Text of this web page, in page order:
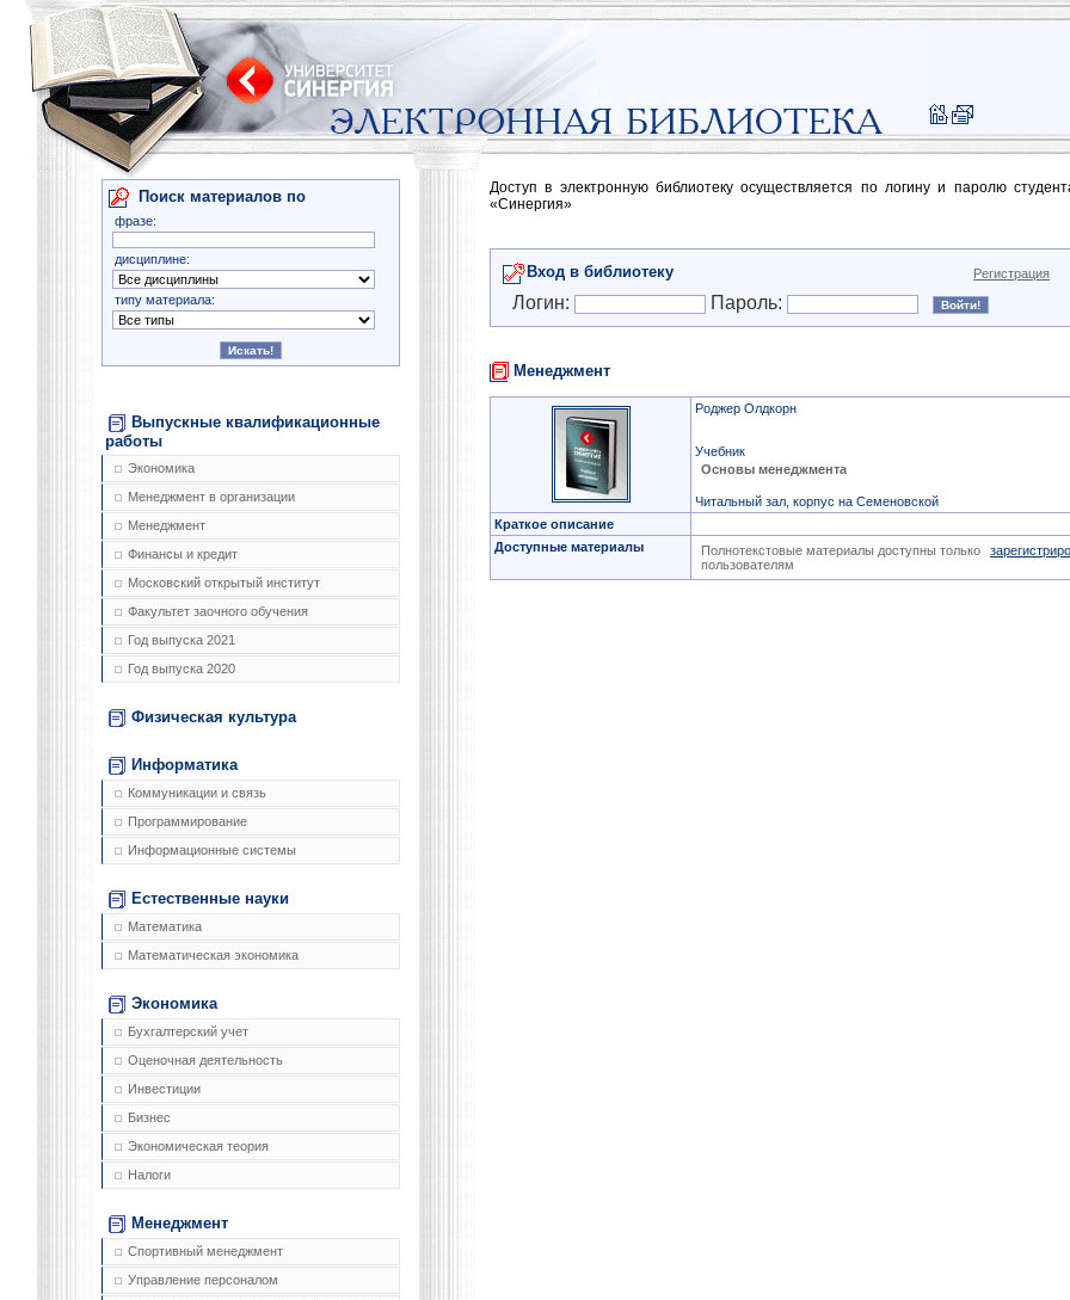
Поиск материалов по
фразе:
дисциплине:
типу материала:
Выпускные квалификационные
работы
Экономика
Менеджмент в организации
Менеджмент
Финансы и кредит
Московский открытый институт
Факультет заочного обучения
Год выпуска 2021
Год выпуска 2020
Физическая культура
Информатика
Коммуникации и связь
Программирование
Информационные системы
Естественные науки
Математика
Математическая экономика
Экономика
Бухгалтерский учет
Оценочная деятельность
Инвестиции
Бизнес
Экономическая теория
Налоги
Менеджмент
Спортивный менеджмент
Управление персоналом
Доступ в электронную библиотеку осуществляется по логину и паролю
«Синергия»
Вход в библиотеку Регистрация
Логин: Пароль:
Менеджмент
Роджер Олдкорн
Учебник
Основы менеджмента
Читальный зал, корпус на Семеновской
Краткое описание
Доступные материалы
Полнотекстовые материалы доступны только
пользователям